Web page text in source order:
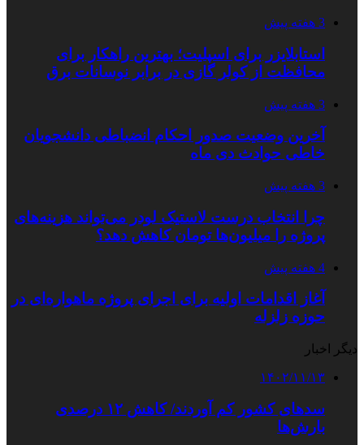
3 هفته پیش
استابلایزر برای اسپلیت؛ بهترین راهکار برای
محافظت از کولر گازی در برابر نوسانات برق
3 هفته پیش
آخرین وضعیت صدور احکام انضباطی دانشجویان
خاطی حوادث دی ماه
3 هفته پیش
چرا انتخاب درست لاستیک لودر می‌تواند هزینه‌های
پروژه را میلیون‌ها تومان کاهش دهد؟
4 هفته پیش
آغاز اقدامات اولیه برای اجرای پروژه ماهواره‌ای در
حوزه زلزله
دیگر اخبار
۱۴۰۲/۱۱/۱۳
سدهای کشور کم آوردند/ کاهش ۱۲ درصدی
بارش‌ها